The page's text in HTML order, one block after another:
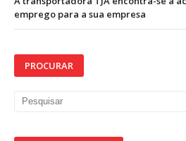
emprego para a sua empresa
PROCURAR